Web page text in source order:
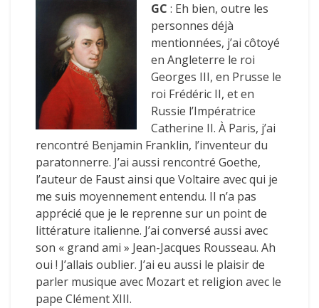
GC : Eh bien, outre les
personnes déjà
mentionnées, j’ai côtoyé
en Angleterre le roi
Georges III, en Prusse le
roi Frédéric II, et en
Russie l’Impératrice
Catherine II. À Paris, j’ai
rencontré Benjamin Franklin, l’inventeur du
paratonnerre. J’ai aussi rencontré Goethe,
l’auteur de Faust ainsi que Voltaire avec qui je
me suis moyennement entendu. Il n’a pas
apprécié que je le reprenne sur un point de
littérature italienne. J’ai conversé aussi avec
son « grand ami » Jean-Jacques Rousseau. Ah
oui ! J’allais oublier. J’ai eu aussi le plaisir de
parler musique avec Mozart et religion avec le
pape Clément XIII.